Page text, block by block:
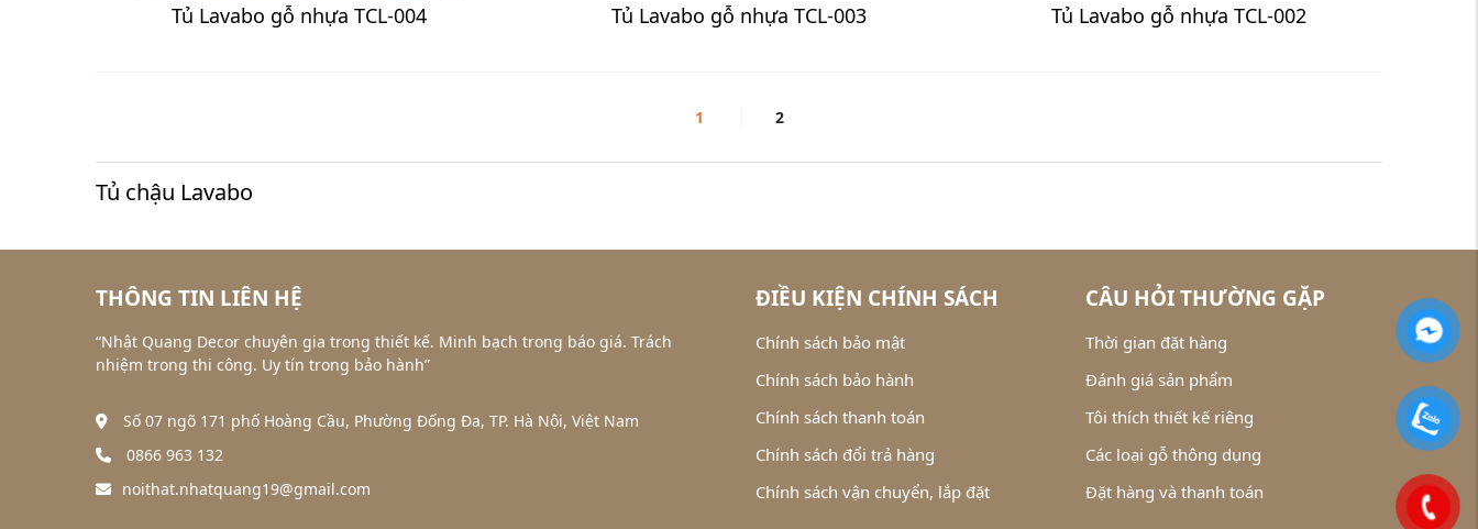
Tủ Lavabo gỗ nhựa TCL-004 Tủ Lavabo gỗ nhựa TCL-003 Tủ Lavabo gỗ nhựa TCL-002
1 2
Tủ chậu Lavabo
THÔNG TIN LIÊN HỆ
“Nhật Quang Decor chuyên gia trong thiết kế. Minh bạch trong báo giá. Trách
nhiệm trong thi công. Uy tín trong bảo hành”
Số 07 ngõ 171 phố Hoàng Cầu, Phường Đống Đa, TP. Hà Nội, Việt Nam
0866 963 132
noithat.nhatquang19@gmail.com
ĐIỀU KIỆN CHÍNH SÁCH
Chính sách bảo mật
Chính sách bảo hành
Chính sách thanh toán
Chính sách đổi trả hàng
Chính sách vận chuyển, lắp đặt
CÂU HỎI THƯỜNG GẶP
Thời gian đặt hàng
Đánh giá sản phẩm
Tôi thích thiết kế riêng
Các loại gỗ thông dụng
Đặt hàng và thanh toán